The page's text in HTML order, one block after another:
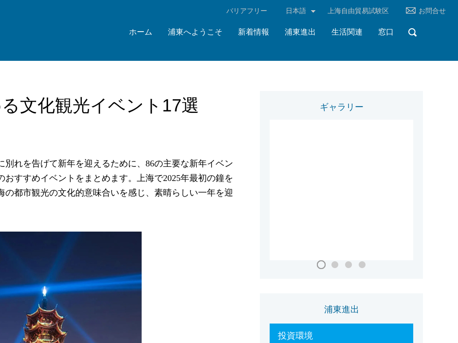
‌バリアフリー 日本語 上海自由貿易試験区 お問合せ
ホーム 浦東へようこそ 新着情報 浦東進出 生活関連 窓口
文化観光イベント17選
別れを告げて新年を迎えるために、86の主要な新年イベン
おすすめイベントをまとめます。上海で2025年最初の鐘を
の都市観光の文化的意味合いを感じ、素晴らしい一年を迎
ギャラリー
浦東進出
投資環境